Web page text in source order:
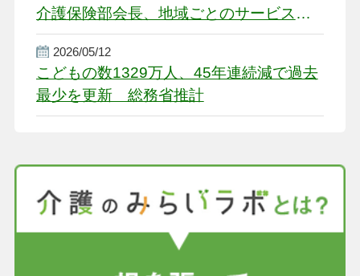
介護保険部会長、地域ごとのサービス基
盤整備を促す
2026/05/12
こどもの数1329万人、45年連続減で過去
最少を更新 総務省推計